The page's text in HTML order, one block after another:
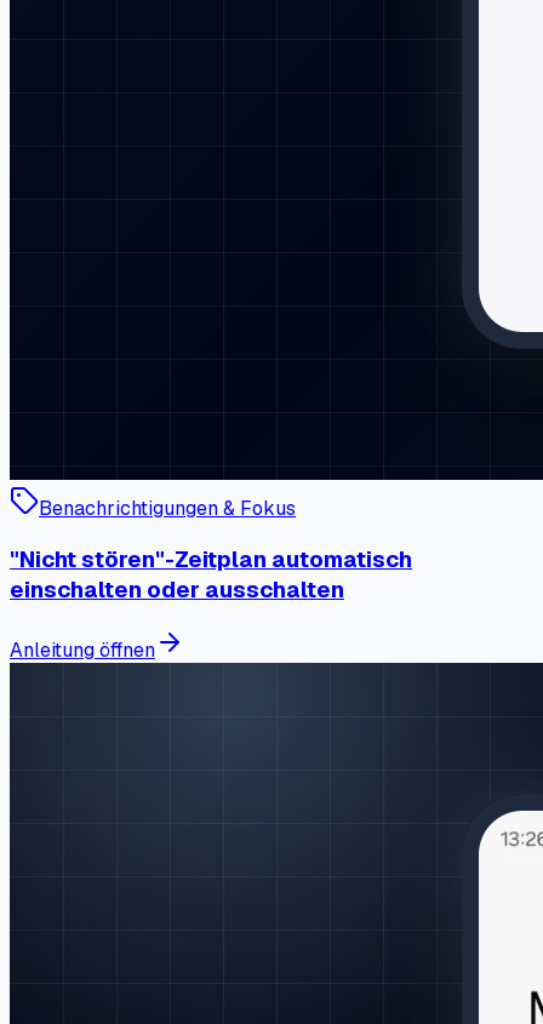
Benachrichtigungen & Fokus
"Nicht stören"-Zeitplan automatisch
einschalten oder ausschalten
Anleitung öffnen